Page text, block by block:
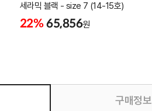
세라믹 블랙 - size 7 (14-15호)
22% 65,856원
구매정보